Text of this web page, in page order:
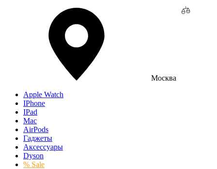
Москва
Apple Watch
IPhone
IPad
Mac
AirPods
Гаджеты
Аксессуары
Dyson
% Sale